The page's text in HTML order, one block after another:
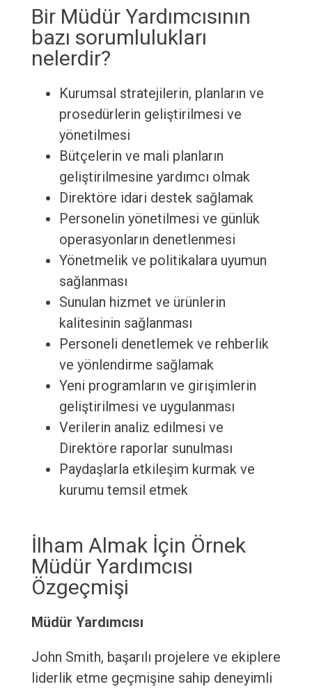
Bir Müdür Yardımcısının
bazı sorumlulukları
nelerdir?
Kurumsal stratejilerin, planların ve
prosedürlerin geliştirilmesi ve
yönetilmesi
Bütçelerin ve mali planların
geliştirilmesine yardımcı olmak
Direktöre idari destek sağlamak
Personelin yönetilmesi ve günlük
operasyonların denetlenmesi
Yönetmelik ve politikalara uyumun
sağlanması
Sunulan hizmet ve ürünlerin
kalitesinin sağlanması
Personeli denetlemek ve rehberlik
ve yönlendirme sağlamak
Yeni programların ve girişimlerin
geliştirilmesi ve uygulanması
Verilerin analiz edilmesi ve
Direktöre raporlar sunulması
Paydaşlarla etkileşim kurmak ve
kurumu temsil etmek
İlham Almak İçin Örnek
Müdür Yardımcısı
Özgeçmişi
Müdür Yardımcısı
John Smith, başarılı projelere ve ekiplere
liderlik etme geçmişine sahip deneyimli